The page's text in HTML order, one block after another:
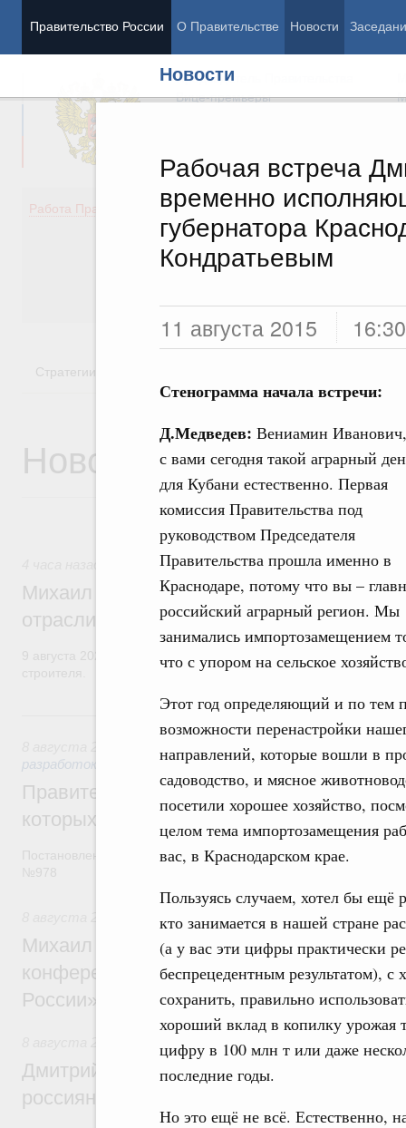
Правительство России О Правительстве Новости
Новости
Рабочая встреча
временно
губернатора
Кондратьевым
11 августа 2015 16:30
Стенограмма начала встречи:
Д.Медведев: Вениамин
с вами сегодня такой аграрный
для Кубани естественно. Первая
комиссия Правительства под
руководством Председателя
Правительства прошла именно в
Краснодаре, потому что вы –
российский аграрный регион. Мы
занимались импортозамещением
что с упором на сельское
Этот год определяющий и по тем
возможности перенастройки
направлений, которые вошли в
садоводство, и мясное
посетили хорошее хозяйство,
целом тема импортозамещения
вас, в Краснодарском крае.
Пользуясь случаем, хотел бы ещё
кто занимается в нашей стране
(а у вас эти цифры практически
беспрецедентным результатом),
сохранить, правильно
хороший вклад в копилку
цифру в 100 млн т или даже
последние годы.
Но это ещё не всё. Естественно,
Председатель Правительства
Вице-премьеры
Работа Правительства
Демография
Здоровье
Образование
Культура
Государство
Стратегии
Новости
Регулирование в сфере строительства
Михаил Мишустин поздравил
отрасли с профессиональным
9 августа 2026 года отмечается профессиональный праздник
Вчера
Государственная политика в сфере
разработок
Правительство расширило перечень
которых освобождаются от НДФЛ
Постановление от 5 августа 2026 года
Отрасль информационных технологий
Михаил Мишустин дал поручения по
конференции «Цифровая индустрия
России»
Спорт высших достижений и массовый
Дмитрий Чернышенко и Михаил
россиян с Днём физкультурника